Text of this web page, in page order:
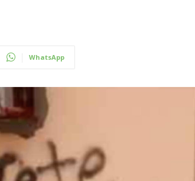
WhatsApp